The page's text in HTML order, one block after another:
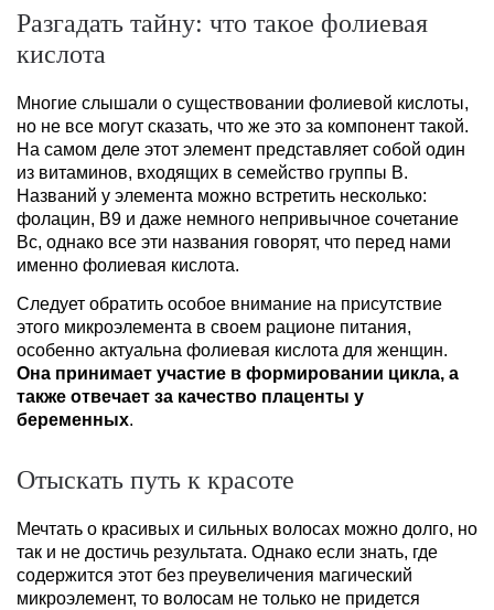
Разгадать тайну: что такое фолиевая
кислота
Многие слышали о существовании фолиевой кислоты,
но не все могут сказать, что же это за компонент такой.
На самом деле этот элемент представляет собой один
из витаминов, входящих в семейство группы B.
Названий у элемента можно встретить несколько:
фолацин, B9 и даже немного непривычное сочетание
Bc, однако все эти названия говорят, что перед нами
именно фолиевая кислота.
Следует обратить особое внимание на присутствие
этого микроэлемента в своем рационе питания,
особенно актуальна фолиевая кислота для женщин.
Она принимает участие в формировании цикла, а
также отвечает за качество плаценты у
беременных.
Отыскать путь к красоте
Мечтать о красивых и сильных волосах можно долго, но
так и не достичь результата. Однако если знать, где
содержится этот без преувеличения магический
микроэлемент, то волосам не только не придется